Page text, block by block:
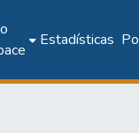
Estadísticas